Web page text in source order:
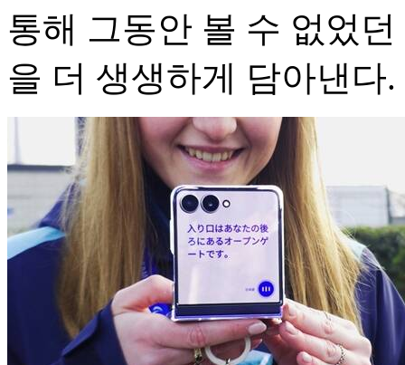
통해 그동안 볼 수 없었
을 더 생생하게 담아낸다.